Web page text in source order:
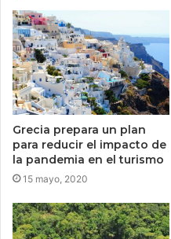
Grecia prepara un plan
para reducir el impacto de
la pandemia en el turismo
15 mayo, 2020